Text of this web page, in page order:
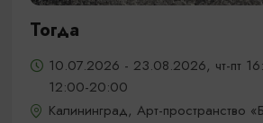
Тогда
10.07.2026 - 23.08.2026, чт-пт
12:00-20:00
Калининград, Арт-пространство